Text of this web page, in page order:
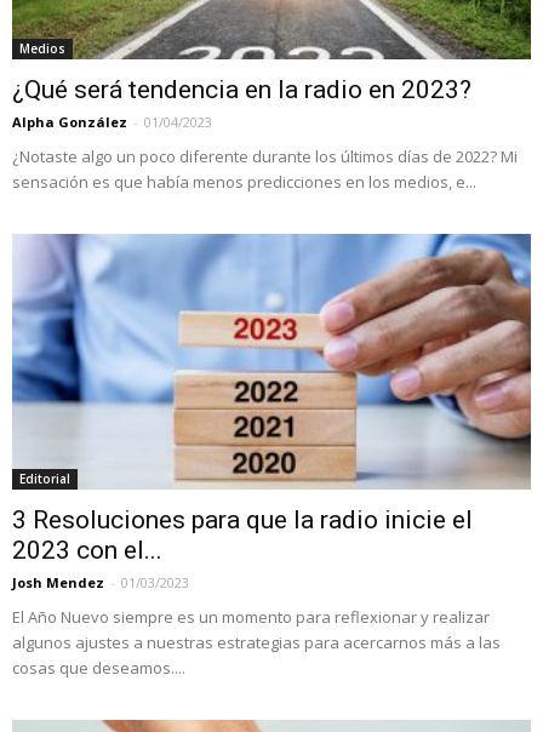
Medios
¿Qué será tendencia en la radio en 2023?
Alpha González - 01/04/2023
¿Notaste algo un poco diferente durante los últimos días de 2022? Mi
sensación es que había menos predicciones en los medios, e...
Editorial
3 Resoluciones para que la radio inicie el
2023 con el...
Josh Mendez - 01/03/2023
El Año Nuevo siempre es un momento para reflexionar y realizar
algunos ajustes a nuestras estrategias para acercarnos más a las
cosas que deseamos....